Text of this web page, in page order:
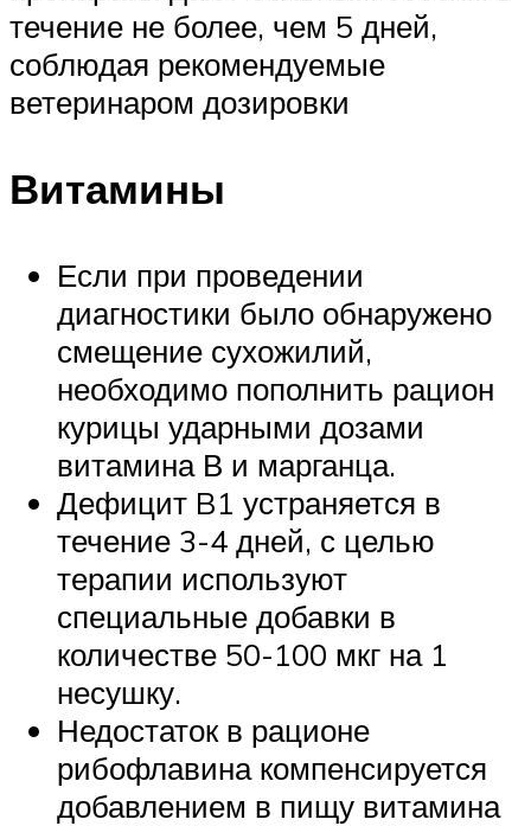
течение не более, чем 5 дней,
соблюдая рекомендуемые
ветеринаром дозировки
Витамины
Если при проведении
диагностики было обнаружено
смещение сухожилий,
необходимо пополнить рацион
курицы ударными дозами
витамина В и марганца.
Дефицит B1 устраняется в
течение 3-4 дней, с целью
терапии используют
специальные добавки в
количестве 50-100 мкг на 1
несушку.
Недостаток в рационе
рибофлавина компенсируется
добавлением в пищу витамина